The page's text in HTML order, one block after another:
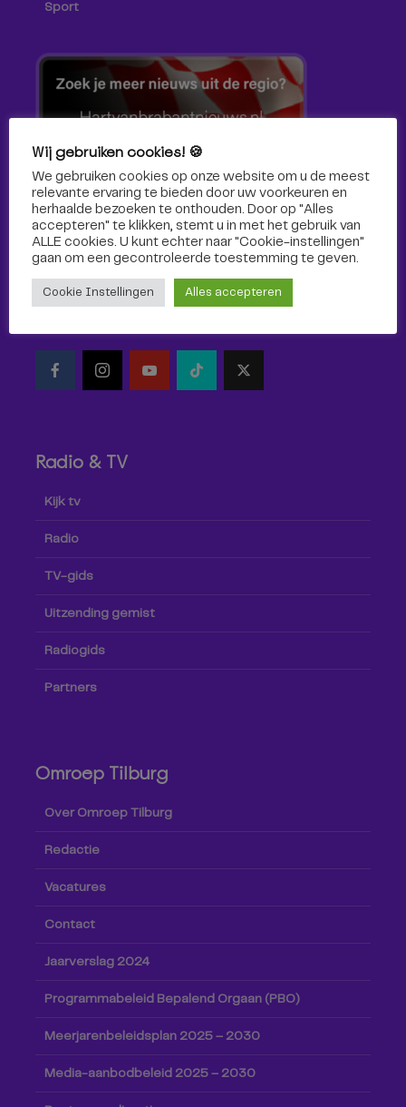
Sport
Volg ons!
Volg Omroep Tilburg niet alleen hier, maar ook via social
Radio & TV
Kijk tv
Radio
TV-gids
Uitzending gemist
Radiogids
Partners
Omroep Tilburg
Over Omroep Tilburg
Redactie
Vacatures
Contact
Jaarverslag 2024
Programmabeleid Bepalend Orgaan (PBO)
Meerjarenbeleidsplan 2025 – 2030
Media-aanbodbeleid 2025 – 2030
Wij gebruiken cookies! 🍪
We gebruiken cookies op onze website om u de meest
relevante ervaring te bieden door uw voorkeuren en
herhaalde bezoeken te onthouden. Door op "Alles
accepteren" te klikken, stemt u in met het gebruik van
ALLE cookies. U kunt echter naar "Cookie-instellingen"
gaan om een ​​gecontroleerde toestemming te geven.
Cookie Instellingen Alles accepteren